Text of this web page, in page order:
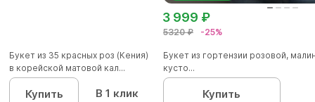
Букет из 35 красных роз (Кения)
в корейской матовой кал...
Купить В 1 клик
5320 ₽ -25%
3 999 ₽
Букет из гортензии розовой,
кусто...
Купить